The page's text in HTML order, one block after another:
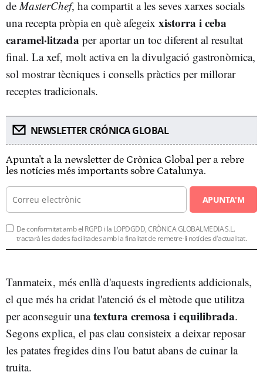
de MasterChef, ha compartit a les seves xarxes socials
una recepta pròpia en què afegeix xistorra i ceba
caramel·litzada per aportar un toc diferent al resultat
final. La xef, molt activa en la divulgació gastronòmica,
sol mostrar tècniques i consells pràctics per millorar
receptes tradicionals.
NEWSLETTER CRÓNICA GLOBAL
Apunta't a la newsletter de Crònica Global per a rebre
les notícies més importants sobre Catalunya.
APUNTA'M
De conformitat amb el RGPD i la LOPDGDD, CRÒNICA GLOBALMEDIA S.L.
tractarà les dades facilitades amb la finalitat de remetre-li notícies d'actualitat.
Tanmateix, més enllà d'aquests ingredients addicionals,
el que més ha cridat l'atenció és el mètode que utilitza
per aconseguir unatextura cremosa i equilibrada.
Segons explica, el pas clau consisteix a deixar reposar
les patates fregides dins l'ou batut abans de cuinar la
truita.